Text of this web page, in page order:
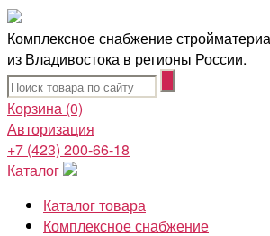
Комплексное снабжение
из Владивостока в регионы России.
Корзина (0)
Авторизация
+7 (423) 200-66-18
Каталог
Каталог товара
Комплексное снабжение